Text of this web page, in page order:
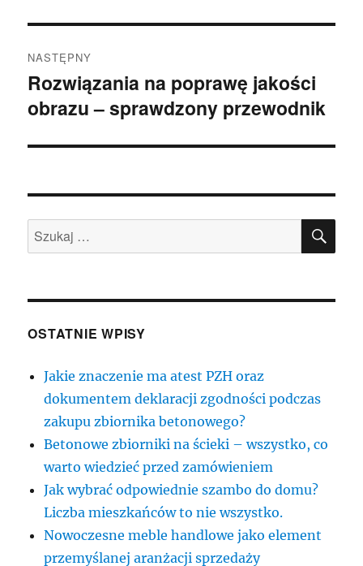
NASTĘPNY
Następny
wpis:
Rozwiązania na poprawę jakości
obrazu – sprawdzony przewodnik
Szukaj:
OSTATNIE WPISY
Jakie znaczenie ma atest PZH oraz
dokumentem deklaracji zgodności podczas
zakupu zbiornika betonowego?
Betonowe zbiorniki na ścieki – wszystko, co
warto wiedzieć przed zamówieniem
Jak wybrać odpowiednie szambo do domu?
Liczba mieszkańców to nie wszystko.
Nowoczesne meble handlowe jako element
przemyślanej aranżacji sprzedaży